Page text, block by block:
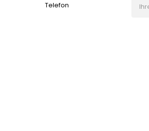
Telefon